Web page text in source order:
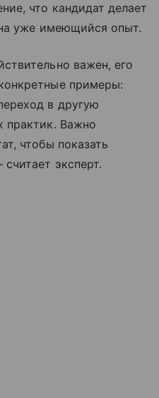
что кандидат делает
уже имеющийся опыт.
важен, его
примеры:
в другую
практик. Важно
чтобы показать
эксперт.